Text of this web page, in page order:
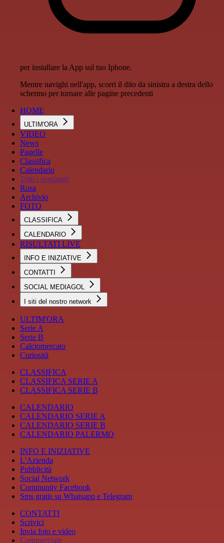
per installare la App sul tuo Iphone.
Mentre navighi nell'app, scorri il dito da sinistra a destra dello
schermo per tornare alle pagine precedenti
HOME
ULTIM'ORA
VIDEO
News
Pagelle
Classifica
Calendario
Tutti i sondaggi
Rosa
Archivio
FOTO
CLASSIFICA
CALENDARIO
RISULTATI LIVE
INFO E INIZIATIVE
CONTATTI
SOCIAL MEDIAGOL
I siti del nostro network
ULTIM'ORA
Serie A
Serie B
Calciomercato
Curiosità
CLASSIFICA
CLASSIFICA SERIE A
CLASSIFICA SERIE B
CALENDARIO
CALENDARIO SERIE A
CALENDARIO SERIE B
CALENDARIO PALERMO
INFO E INIZIATIVE
L'Azienda
Pubblicità
Social Network
Community Facebook
Sms gratis su Whatsapp e Telegram
CONTATTI
Scrivici
Invia foto e video
Commerciale